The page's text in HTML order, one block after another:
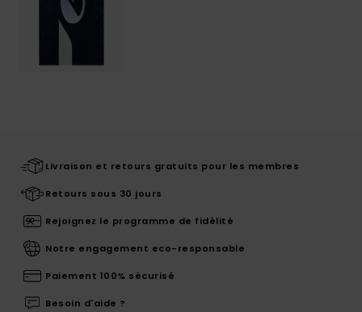
Livraison et retours gratuits pour les membres
Retours sous 30 jours
Rejoignez le programme de fidélité
Notre engagement eco-responsable
Paiement 100% sécurisé
Besoin d'aide ?